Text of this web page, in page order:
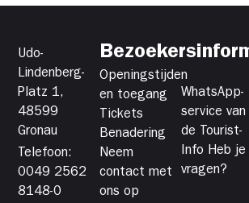
Udo-
Lindenberg-
Platz 1,
48599
Gronau
Telefoon:
0049 2562
8148-0
Openingstijden
en toegang
Tickets
Benadering
Neem
contact met
ons op
WhatsApp-
service van
de Tourist-
Info Heb je
vragen?